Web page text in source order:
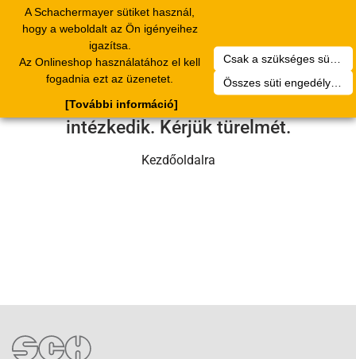
A Schachermayer sütiket használ,
hogy a weboldalt az Ön igényeihez
igazítsa.
Az Onlineshop használatához el kell
fogadnia ezt az üzenetet.
Összes süti engedélyezése
[További információ]
navigation
Sajnos technikai hiba történt.
Szervizcsapatunk hamarosan
intézkedik. Kérjük türelmét.
Kezdőoldalra